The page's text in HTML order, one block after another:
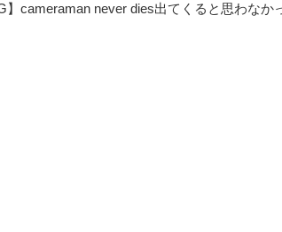
cameraman never dies出てくると思わなか